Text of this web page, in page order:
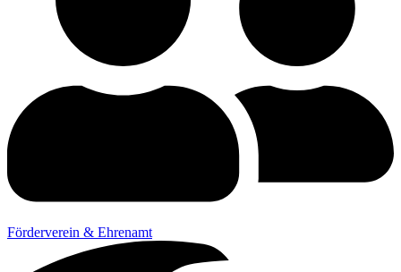
Förderverein & Ehrenamt